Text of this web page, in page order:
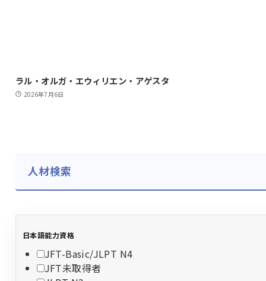
ラル・オルガ・エウィリエン・アゲスタ
2026年7月6日
人材検索
日本語能力資格
JFT-Basic/JLPT N4
JFT未取得者